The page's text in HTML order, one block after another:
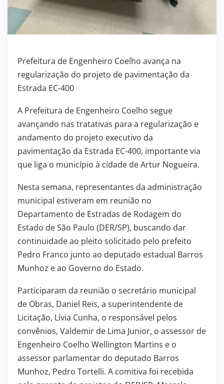
Prefeitura de Engenheiro Coelho avança na
regularização do projeto de pavimentação da
Estrada EC-400
A Prefeitura de Engenheiro Coelho segue
avançando nas tratativas para a regularização e
andamento do projeto executivo da
pavimentação da Estrada EC-400, importante via
que liga o município à cidade de Artur Nogueira.
Nesta semana, representantes da administração
municipal estiveram em reunião no
Departamento de Estradas de Rodagem do
Estado de São Paulo (DER/SP), buscando dar
continuidade ao pleito solicitado pelo prefeito
Pedro Franco junto ao deputado estadual Barros
Munhoz e ao Governo do Estado.
Participaram da reunião o secretário municipal
de Obras, Daniel Reis, a superintendente de
Licitação, Lívia Cunha, o responsável pelos
convênios, Valdemir de Lima Junior, o assessor de
Engenheiro Coelho Wellington Martins e o
assessor parlamentar do deputado Barros
Munhoz, Pedro Tortelli. A comitiva foi recebida